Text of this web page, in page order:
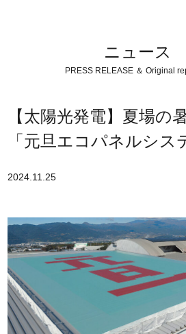
ニュース
PRESS RELEASE ＆ Original
【太陽光発電】夏場の
「元旦エコパネルシス
2024.11.25